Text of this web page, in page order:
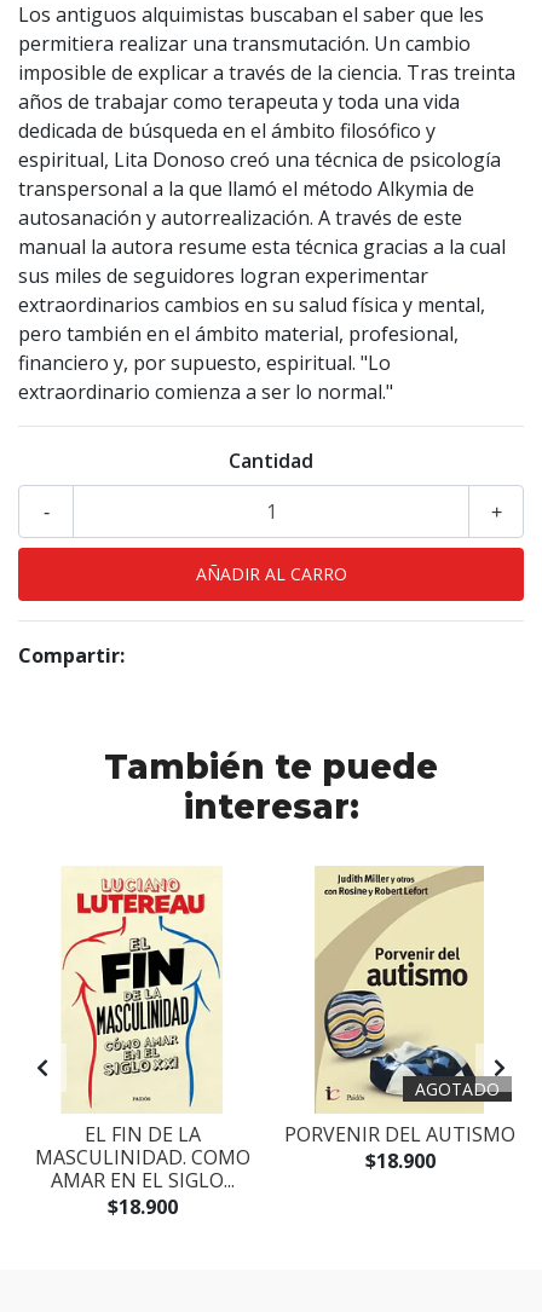
Los antiguos alquimistas buscaban el saber que les
permitiera realizar una transmutación. Un cambio
imposible de explicar a través de la ciencia. Tras treinta
años de trabajar como terapeuta y toda una vida
dedicada de búsqueda en el ámbito filosófico y
espiritual, Lita Donoso creó una técnica de psicología
transpersonal a la que llamó el método Alkymia de
autosanación y autorrealización. A través de este
manual la autora resume esta técnica gracias a la cual
sus miles de seguidores logran experimentar
extraordinarios cambios en su salud física y mental,
pero también en el ámbito material, profesional,
financiero y, por supuesto, espiritual. "Lo
extraordinario comienza a ser lo normal."
Cantidad
+
-
Compartir:
También te puede
interesar:
EL FIN DE LA
MASCULINIDAD. COMO
AMAR EN EL SIGLO...
$18.900
AGOTADO
PORVENIR DEL AUTISMO
$18.900